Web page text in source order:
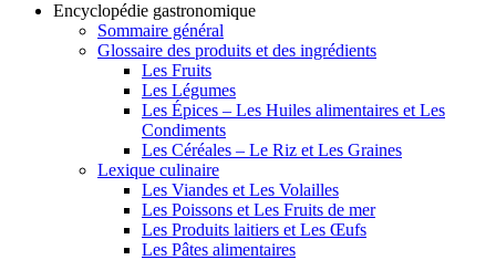
Encyclopédie gastronomique
Sommaire général
Glossaire des produits et des ingrédients
Les Fruits
Les Légumes
Les Épices – Les Huiles alimentaires et Les
Condiments
Les Céréales – Le Riz et Les Graines
Lexique culinaire
Les Viandes et Les Volailles
Les Poissons et Les Fruits de mer
Les Produits laitiers et Les Œufs
Les Pâtes alimentaires